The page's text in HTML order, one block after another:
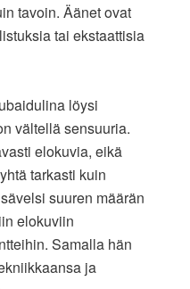
tavoin. Äänet ovat
tai ekstaattisia
löysi
vältellä sensuuria.
elokuvia, eikä
tarkasti kuin
suuren määrän
elokuviin
Samalla hän
ja